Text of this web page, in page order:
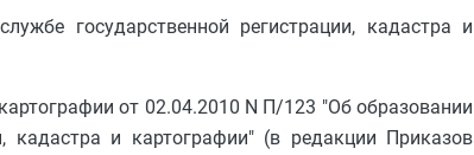
государственной регистрации, кадастра и
от 02.04.2010 N П/123 "Об образовании
кадастра и картографии" (в редакции Приказов